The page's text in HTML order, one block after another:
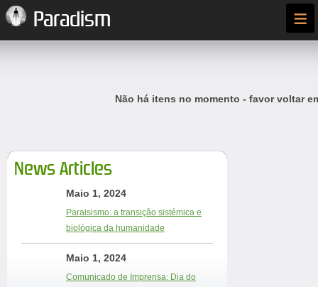
Paradism ≡
Não há itens no momento - favor voltar
News Articles
Maio 1, 2024
Paraisismo: a transição sistémica e
biológica da humanidade
Maio 1, 2024
Comunicado de Imprensa: Dia do